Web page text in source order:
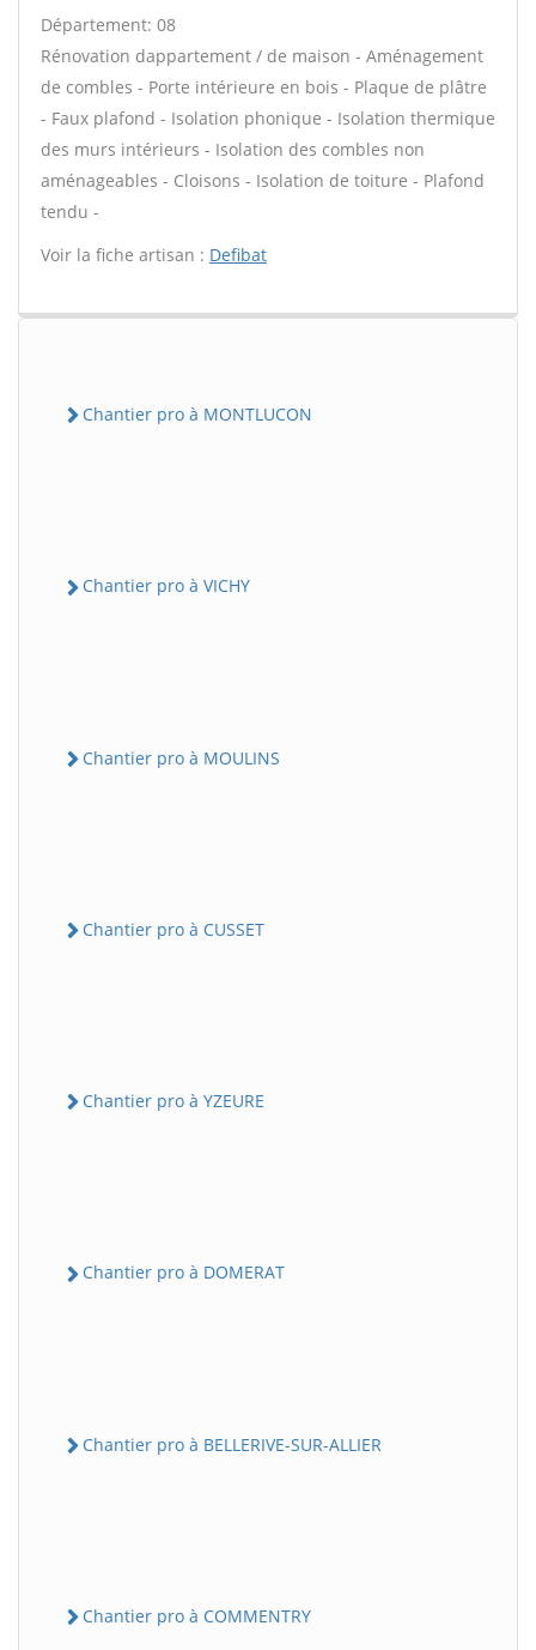
Département: 08
Rénovation dappartement / de maison - Aménagement
de combles - Porte intérieure en bois - Plaque de plâtre
- Faux plafond - Isolation phonique - Isolation thermique
des murs intérieurs - Isolation des combles non
aménageables - Cloisons - Isolation de toiture - Plafond
tendu -
Voir la fiche artisan : Defibat
Chantier pro à MONTLUCON
Chantier pro à VICHY
Chantier pro à MOULINS
Chantier pro à CUSSET
Chantier pro à YZEURE
Chantier pro à DOMERAT
Chantier pro à BELLERIVE-SUR-ALLIER
Chantier pro à COMMENTRY